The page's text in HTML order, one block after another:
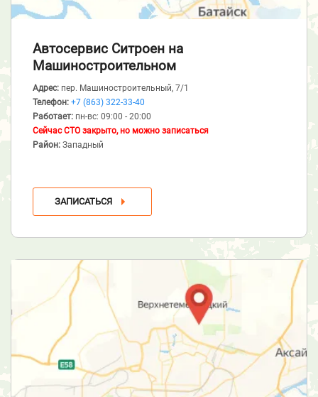
Автосервис Ситроен на
Машиностроительном
Адрес: пер. Машиностроительный, 7/1
Телефон: +7 (863) 322-33-40
Работает: пн-вс: 09:00 - 20:00
Сейчас СТО закрыто, но можно записаться
Район: Западный
ЗАПИСАТЬСЯ